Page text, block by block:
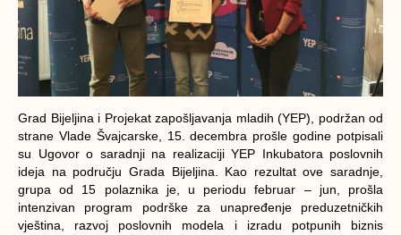
Grad Bijeljina i Projekat zapošljavanja mladih (YEP), podržan od
strane Vlade Švajcarske, 15. decembra prošle godine potpisali
su Ugovor o saradnji na realizaciji YEP Inkubatora poslovnih
ideja na području Grada Bijeljina. Kao rezultat ove saradnje,
grupa od 15 polaznika je, u periodu februar – jun, prošla
intenzivan program podrške za unapređenje preduzetničkih
vještina, razvoj poslovnih modela i izradu potpunih biznis